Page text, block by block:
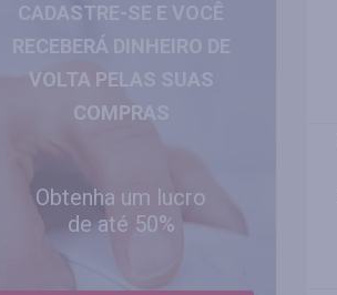
CADASTRE-SE E VOCÊ
RECEBERÁ DINHEIRO DE
VOLTA PELAS SUAS
COMPRAS
Obtenha um lucro
de até 50%